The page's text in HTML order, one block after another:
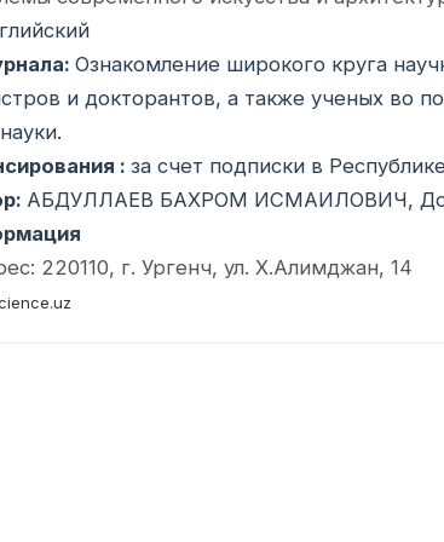
Ознакомление широкого круга
и докторантов, а также ученых во
: за счет подписки в
АБДУЛЛАЕВ БАХРОМ ИСМАИЛОВИЧ,
220110, г. Ургенч, ул. Х.Алимджан, 14